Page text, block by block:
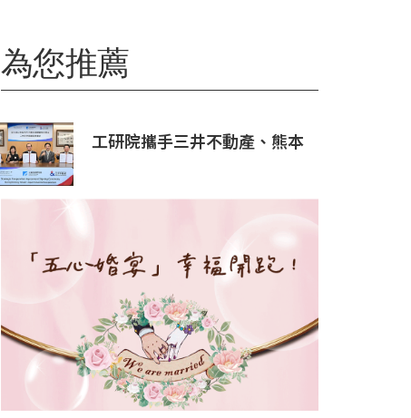
為您推薦
工研院攜手三井不動產、熊本